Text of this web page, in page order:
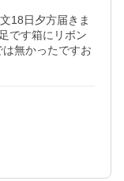
18日夕方届きま
です箱にリボン
無かったですお